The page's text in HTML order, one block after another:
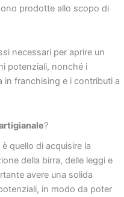
prodotte allo scopo di
necessari per aprire un
potenziali, nonché i
in franchising e i contributi a
?
quello di acquisire la
della birra, delle leggi e
avere una solida
in modo da poter